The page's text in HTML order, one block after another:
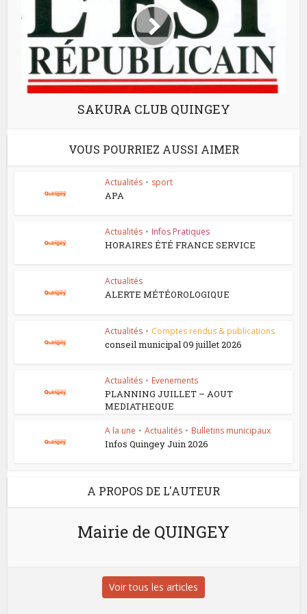
SAKURA CLUB QUINGEY
VOUS POURRIEZ AUSSI AIMER
Actualités • sport
APA
Actualités • Infos Pratiques
HORAIRES ÉTÉ FRANCE SERVICE
Actualités
ALERTE MÉTÉOROLOGIQUE
Actualités • Comptes rendus & publications
conseil municipal 09 juillet 2026
Actualités • Evenements
PLANNING JUILLET – AOUT
MEDIATHEQUE
A la une • Actualités • Bulletins municipaux
Infos Quingey Juin 2026
A PROPOS DE L'AUTEUR
Mairie de QUINGEY
Voir tous les articles